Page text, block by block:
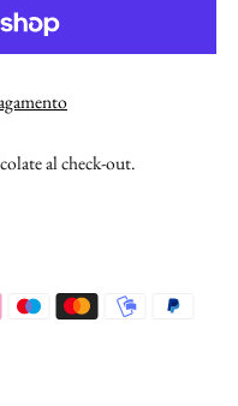
al check-out.